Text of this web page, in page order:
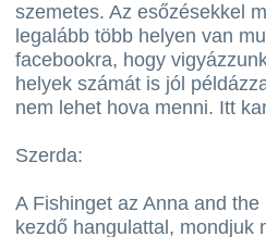
szemetes. Az esőzésekkel
legalább több helyen van
facebookra, hogy
helyek számát is jól
nem lehet hova menni. Itt
Szerda:
A Fishinget az Anna and
kezdő hangulattal, mondjuk